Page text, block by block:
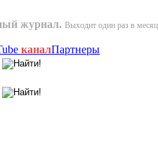
журнал. Выходит один раз в
каналПартнеры